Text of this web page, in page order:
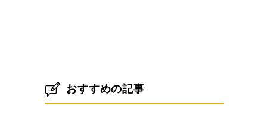
おすすめの記事